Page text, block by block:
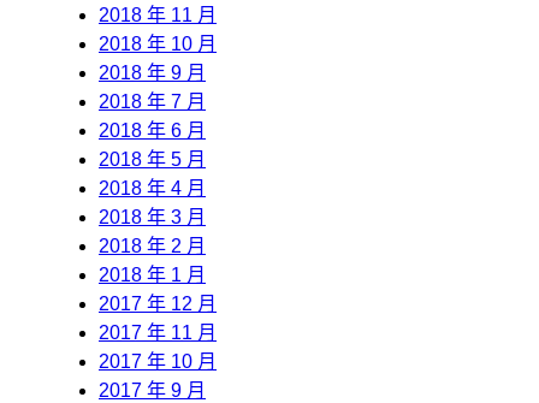
2018 年 11 月
2018 年 10 月
2018 年 9 月
2018 年 7 月
2018 年 6 月
2018 年 5 月
2018 年 4 月
2018 年 3 月
2018 年 2 月
2018 年 1 月
2017 年 12 月
2017 年 11 月
2017 年 10 月
2017 年 9 月